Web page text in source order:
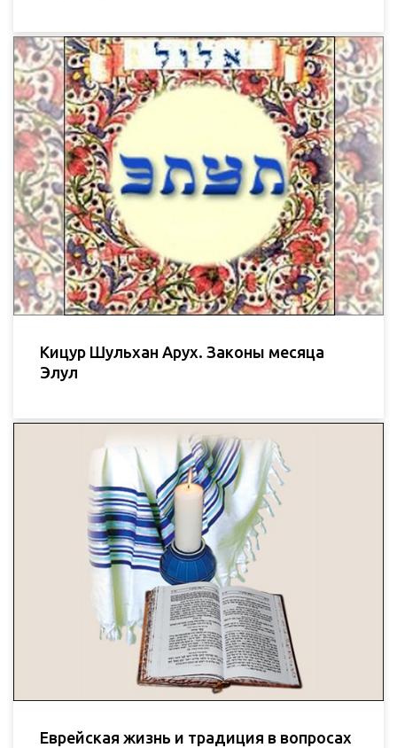
Кицур Шульхан Арух. Законы месяца
Элул
Еврейская жизнь и традиция в вопросах